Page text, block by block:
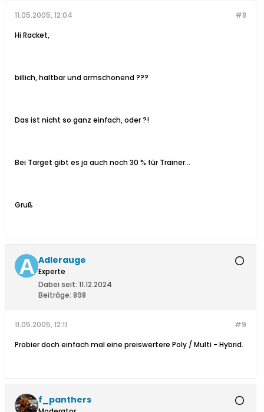
#8
11.05.2005, 12:04
Hi Racket,
billich, haltbar und armschonend ???
Das ist nicht so ganz einfach, oder ?!
Bei Target gibt es ja auch noch 30 % für Trainer...
Gruß
Adlerauge
Experte
Dabei seit: 11.12.2024
Beiträge: 898
#9
11.05.2005, 12:11
Probier doch einfach mal eine preiswertere Poly / Multi - Hybrid.
f_panthers